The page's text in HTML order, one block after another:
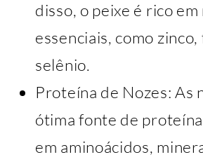
disso, o peixe é rico
essenciais, como
selênio.
Proteína de Nozes: As
ótima fonte de
em aminoácidos,